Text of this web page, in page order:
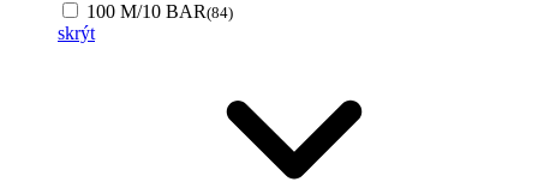
100 M/10 BAR(84)
skrýt